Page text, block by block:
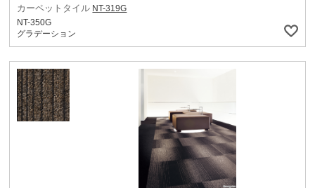
カーペットタイル NT-319G
NT-350G
グラデーション